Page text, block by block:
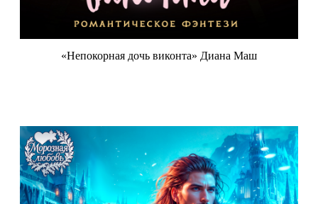
«Непокорная дочь виконта» Диана Маш